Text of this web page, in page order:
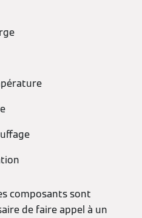
composants sont
de faire appel à un